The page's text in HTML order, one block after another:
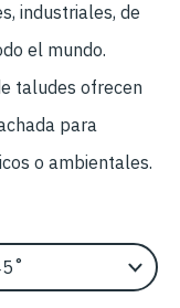
industriales, de
el mundo.
taludes ofrecen
para
o ambientales.